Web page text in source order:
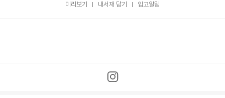
미리보기 내서재 담기 입고알림